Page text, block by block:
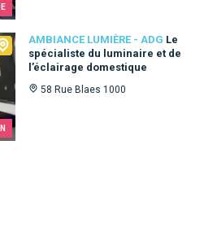
AMBIANCE LUMIÈRE - ADG Le
spécialiste du luminaire et de
l’éclairage domestique
58 Rue Blaes 1000